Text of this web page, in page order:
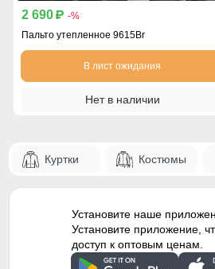
2 690 p -%
Пальто утепленное 9615Br
В лист ожидания
Нет в наличии
Куртки Костюмы
Установите наше
Установите приложение,
доступ к оптовым ценам.